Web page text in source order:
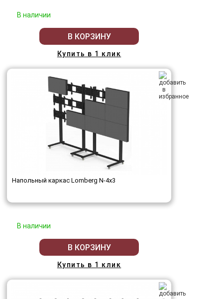
В наличии
В КОРЗИНУ
Купить в 1 клик
Напольный каркас Lomberg N-4х3
В наличии
В КОРЗИНУ
Купить в 1 клик